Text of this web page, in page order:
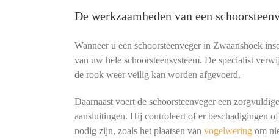
De werkzaamheden van een
Wanneer u een schoorsteenveger in Zwaanshoek
van uw hele schoorsteensysteem. De specialist
de rook weer veilig kan worden afgevoerd.
Daarnaast voert de schoorsteenveger een
aansluitingen. Hij controleert of er beschadigingen
nodig zijn, zoals het plaatsen van vogelweringom